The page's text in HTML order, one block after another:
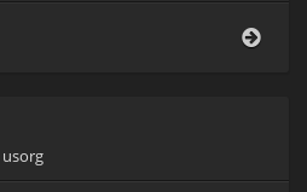
usorg